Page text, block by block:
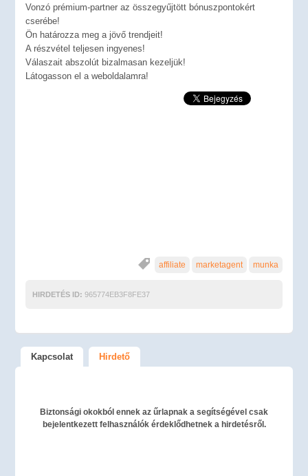
Vonzó prémium-partner az összegyűjtött bónuszpontokért
cserébe!
Ön határozza meg a jövő trendjeit!
A részvétel teljesen ingyenes!
Válaszait abszolút bizalmasan kezeljük!
Látogasson el a weboldalamra!
affiliate marketagent munka
HIRDETÉS ID:965774EB3F8FE37
Kapcsolat Hirdető
Biztonsági okokból ennek az űrlapnak a segítségével csak
bejelentkezett felhasználók érdeklődhetnek a hirdetésről.